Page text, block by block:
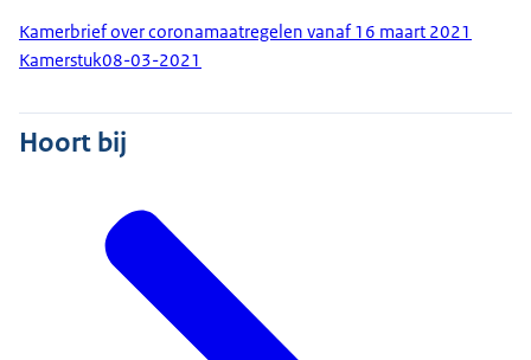
Kamerbrief over coronamaatregelen vanaf 16 maart 2021
Kamerstuk08-03-2021
Hoort bij